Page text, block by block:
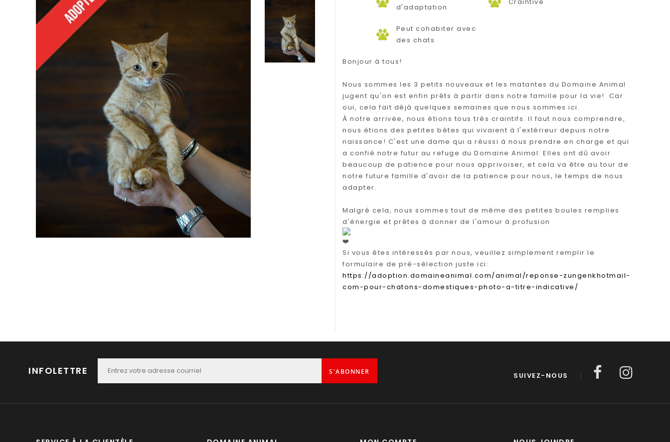
d'adaptation
Peut cohabiter avec
des chats
Bonjour à tous!
Nous sommes les 3 petits nouveaux et les matantes du Domaine Animal
jugent qu'on est enfin prêts à partir dans notre famille pour la vie! Car
oui, cela fait déjà quelques semaines que nous sommes ici.
À notre arrivée, nous étions tous très craintifs. Il faut nous comprendre,
nous étions des petites bêtes qui vivaient à l'extérieur depuis notre
naissance! C'est une dame qui a réussi à nous prendre en charge et qui
a confié notre futur au refuge du Domaine Animal. Elles ont dû avoir
beaucoup de patience pour nous apprivoiser, et cela va être au tour de
notre future famille d'avoir de la patience pour nous, le temps de nous
adapter.
Malgré cela, nous sommes tout de même des petites boules remplies
d'énergie et prêtes à donner de l'amour à profusion
Si vous êtes intéressés par nous, veuillez simplement remplir le
formulaire de pré-sélection juste ici:
https://adoption.domaineanimal.com/animal/reponse-zungenkhotmail-
com-pour-chatons-domestiques-photo-a-titre-indicative/
INFOLETTRE S'ABONNER SUIVEZ-NOUS :